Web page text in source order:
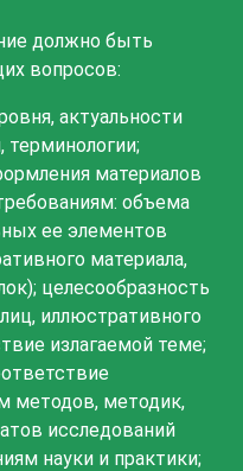
должно быть
вопросов:
актуальности
терминологии;
материалов
объема
ее элементов
материала,
целесообразность
иллюстративного
излагаемой теме;
методов, методик,
исследований
науки и практики;